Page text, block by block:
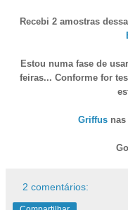
Recebi 2 amostras
Estou numa fase de
feiras... Conforme for
Griffus
2 comentários: